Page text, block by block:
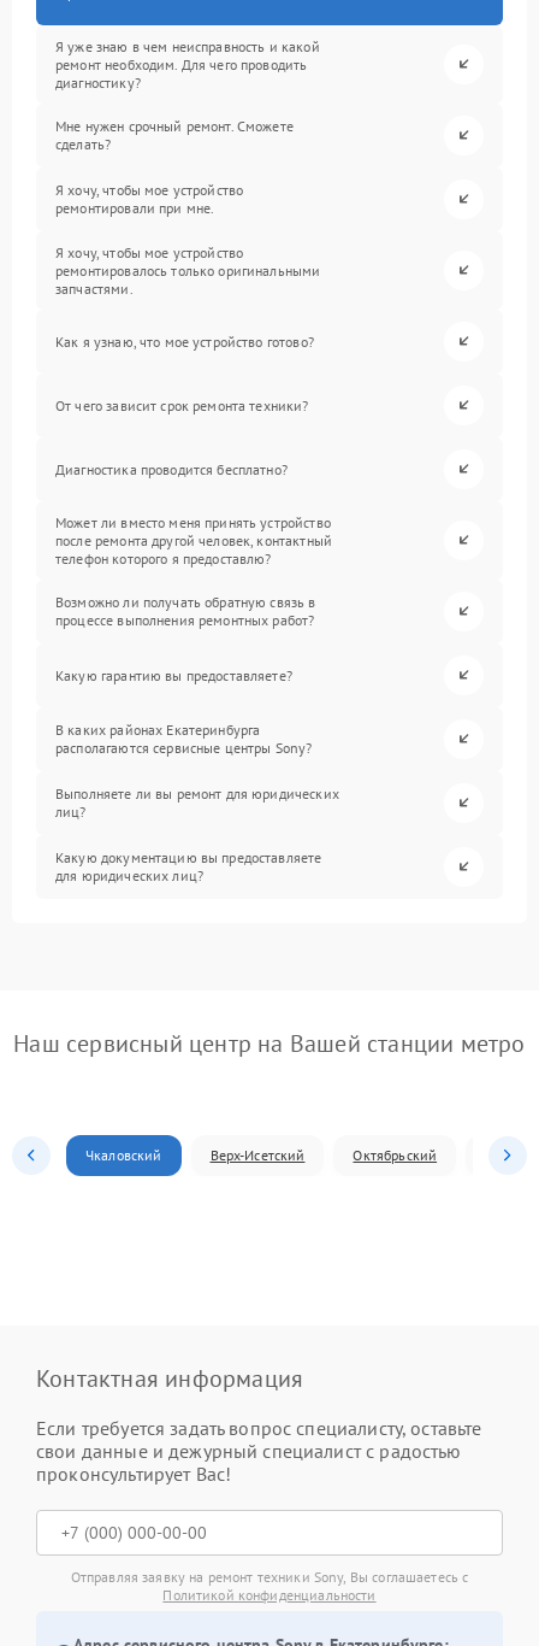
Я уже знаю в чем неисправность и какой
ремонт необходим. Для чего проводить
диагностику?
Мне нужен срочный ремонт. Сможете
сделать?
Я хочу, чтобы мое устройство
ремонтировали при мне.
Я хочу, чтобы мое устройство
ремонтировалось только оригинальными
запчастями.
Как я узнаю, что мое устройство готово?
От чего зависит срок ремонта техники?
Диагностика проводится бесплатно?
Может ли вместо меня принять устройство
после ремонта другой человек, контактный
телефон которого я предоставлю?
Возможно ли получать обратную связь в
процессе выполнения ремонтных работ?
Какую гарантию вы предоставляете?
В каких районах Екатеринбурга
располагаются сервисные центры Sony?
Выполняете ли вы ремонт для юридических
лиц?
Какую документацию вы предоставляете
для юридических лиц?
Наш сервисный центр на Вашей станции метро
Чкаловский Верх-Исетский Октябрьский
Контактная информация
Если требуется задать вопрос специалисту, оставьте
свои данные и дежурный специалист с радостью
проконсультирует Вас!
Отправляя заявку на ремонт техники Sony, Вы соглашаетесь с
Политикой конфиденциальности